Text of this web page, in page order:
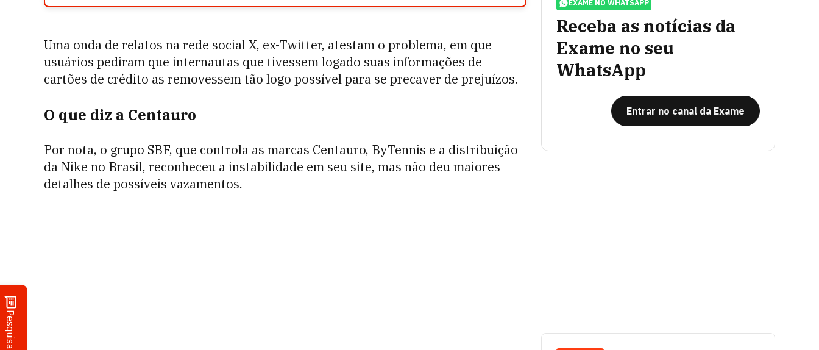
Pesquisa
Uma onda de relatos na rede social X, ex-Twitter, atestam o problema, em que
usuários pediram que internautas que tivessem logado suas informações de
cartões de crédito as removessem tão logo possível para se precaver de prejuízos.
O que diz a Centauro
Por nota, o grupo SBF, que controla as marcas Centauro, ByTennis e a distribuição
da Nike no Brasil, reconheceu a instabilidade em seu site, mas não deu maiores
detalhes de possíveis vazamentos.
EXAME NO WHATSAPP
Receba as notícias da
Exame no seu
WhatsApp
Entrar no canal da Exame